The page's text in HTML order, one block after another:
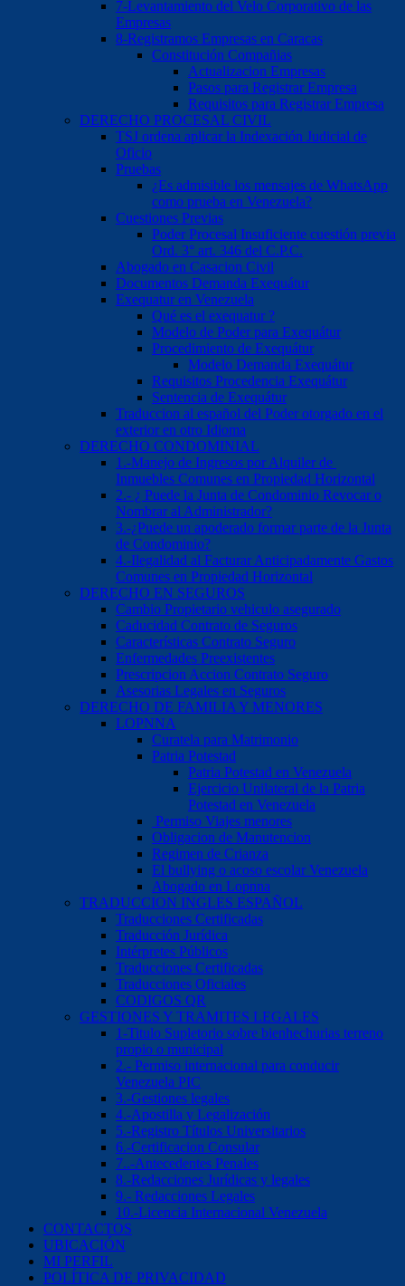
7-Levantamiento del Velo Corporativo de las
Empresas
8-Registramos Empresas en Caracas
Constitución Compañias
Actualizacion Empresas
Pasos para Registrar Empresa
Requisitos para Registrar Empresa
DERECHO PROCESAL CIVIL
TSJ ordena aplicar la Indexación Judicial de
Oficio
Pruebas
¿Es admisible los mensajes de WhatsApp
como prueba en Venezuela?
Cuestiones Previas
Poder Procesal Insuficiente cuestión previa
Ord. 3° art. 346 del C.P.C.
Abogado en Casacion Civil
Documentos Demanda Exequátur
Exequatur en Venezuela
Qué es el exequatur ?
Modelo de Poder para Exequátur
Procedimiento de Exequátur
Modelo Demanda Exequátur
Requisitos Procedencia Exequátur
Sentencia de Exequátur
Traduccion al español del Poder otorgado en el
exterior en otro Idioma
DERECHO CONDOMINIAL
1.-Manejo de Ingresos por Alquiler de
Inmuebles Comunes en Propiedad Horizontal
2.- ¿ Puede la Junta de Condominio Revocar o
Nombrar al Administrador?
3.-¿Puede un apoderado formar parte de la Junta
de Condominio?
4.-Ilegalidad al Facturar Anticipadamente Gastos
Comunes en Propiedad Horizontal
DERECHO EN SEGUROS
Cambio Propietario vehiculo asegurado
Caducidad Contrato de Seguros
Características Contrato Seguro
Enfermedades Preexistentes
Prescripcion Accion Contrato Seguro
Asesorias Legales en Seguros
DERECHO DE FAMILIA Y MENORES
LOPNNA
Curatela para Matrimonio
Patria Potestad
Patria Potestad en Venezuela
Ejercicio Unilateral de la Patria
Potestad en Venezuela
Permiso Viajes menores
Obligacion de Manutencion
Regimen de Crianza
El bullying o acoso escolar Venezuela
Abogado en Lopnna
TRADUCCION INGLES ESPAÑOL
Traducciones Certificadas
Traducción Jurídica
Intérpretes Públicos
Traducciones Certificadas
Traducciones Oficiales
CODIGOS QR
GESTIONES Y TRAMITES LEGALES
1-Titulo Supletorio sobre bienhechurias terreno
propio o municipal
2.- Permiso internacional para conducir
Venezuela PIC
3.-Gestiones legales
4.-Apostilla y Legalización
5.-Registro Títulos Universitarios
6.-Certificacion Consular
7..-Antecedentes Penales
8.-Redacciones Jurídicas y legales
9.- Redacciones Legales
10.-Licencia Internacional Venezuela
CONTACTOS
UBICACIÓN
MI PERFIL
POLÍTICA DE PRIVACIDAD